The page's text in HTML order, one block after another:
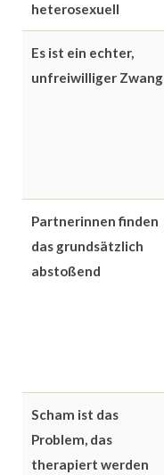
heterosexuell
Es ist ein echter,
unfreiwilliger Zwang
Partnerinnen finden
das grundsätzlich
abstoßend
Scham ist das
Problem, das
therapiert werden